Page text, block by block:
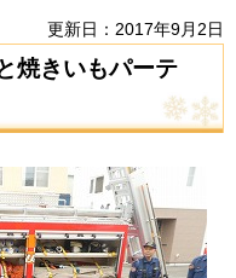
更新日：2017年9月2日
焼きいもパーテ